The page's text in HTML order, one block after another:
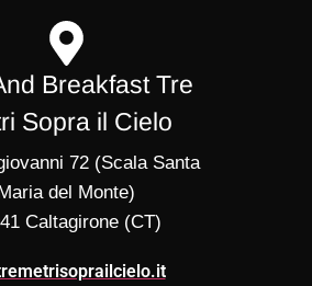
Breakfast Tre
Sopra il Cielo
72 (Scala Santa
Maria del Monte)
Caltagirone (CT)